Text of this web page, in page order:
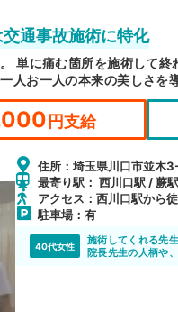
通事故施術に特化
単に痛む箇所を施術して終
人お一人の本来の美しさを
円支給
住所：埼玉県川口市並木
最寄り駅： 西川口駅 / 蕨
アクセス：西川口駅から
駐車場：有
40代女性
施術してくれる先
院長先生の人柄や